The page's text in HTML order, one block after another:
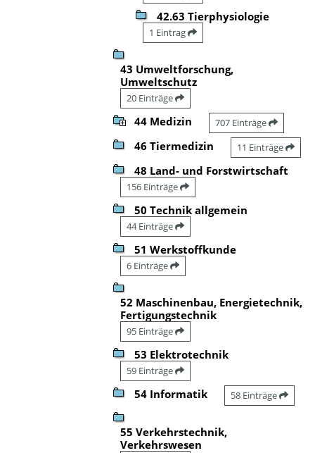
42.63 Tierphysiologie
1 Eintrag
43 Umweltforschung,
Umweltschutz
20 Einträge
44 Medizin 707 Einträge
46 Tiermedizin 11 Einträge
48 Land- und Forstwirtschaft
156 Einträge
50 Technik allgemein
44 Einträge
51 Werkstoffkunde
6 Einträge
52 Maschinenbau, Energietechnik,
Fertigungstechnik
95 Einträge
53 Elektrotechnik
59 Einträge
54 Informatik 58 Einträge
55 Verkehrstechnik,
Verkehrswesen